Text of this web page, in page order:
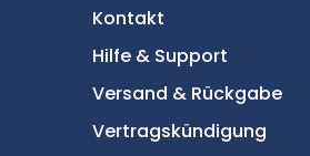
Kontakt
Hilfe & Support
Versand & Rückgabe
Vertragskündigung